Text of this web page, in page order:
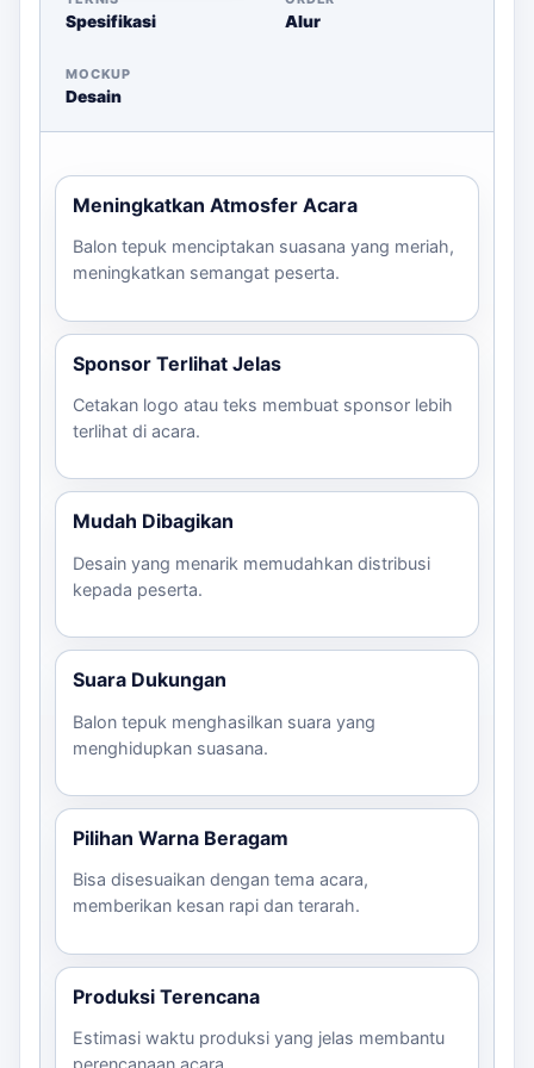
dan estimasi harga melalui WhatsApp! Jika kebutuhan
event Bogor
selaras dengan target promosi.
Spesifikasi Alur
MOCKUP
Desain
Meningkatkan Atmosfer Acara
Balon tepuk menciptakan suasana yang meriah,
meningkatkan semangat peserta.
Sponsor Terlihat Jelas
Cetakan logo atau teks membuat sponsor lebih
terlihat di acara.
Mudah Dibagikan
Desain yang menarik memudahkan distribusi
kepada peserta.
Suara Dukungan
Balon tepuk menghasilkan suara yang
menghidupkan suasana.
Pilihan Warna Beragam
Bisa disesuaikan dengan tema acara,
memberikan kesan rapi dan terarah.
Produksi Terencana
Estimasi waktu produksi yang jelas membantu